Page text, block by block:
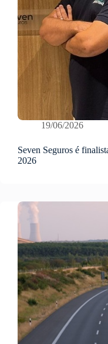
19/06/2026
Seven Seguros é
2026